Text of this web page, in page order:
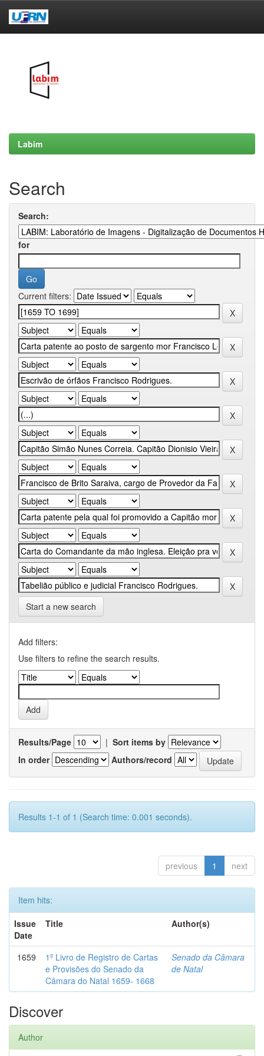
Labim
Search
Search:
for
Current filters:
Start a new search
Add filters:
Use filters to refine the search results.
Results/Page | Sort items by
In order
Authors/record
Results 1-1 of 1 (Search time: 0.001 seconds).
previous 1 next
Item hits:
Issue
Date
Title Author(s)
1659
1º Livro de Registro de Cartas
e Provisões do Senado da
Câmara do Natal 1659- 1668
Senado da Câmara
de Natal
Discover
Author